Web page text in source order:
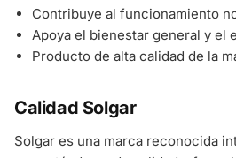
Contribuye al funcionamiento
Apoya el bienestar general y el
Producto de alta calidad de la
Calidad Solgar
Solgar es una marca reconocida